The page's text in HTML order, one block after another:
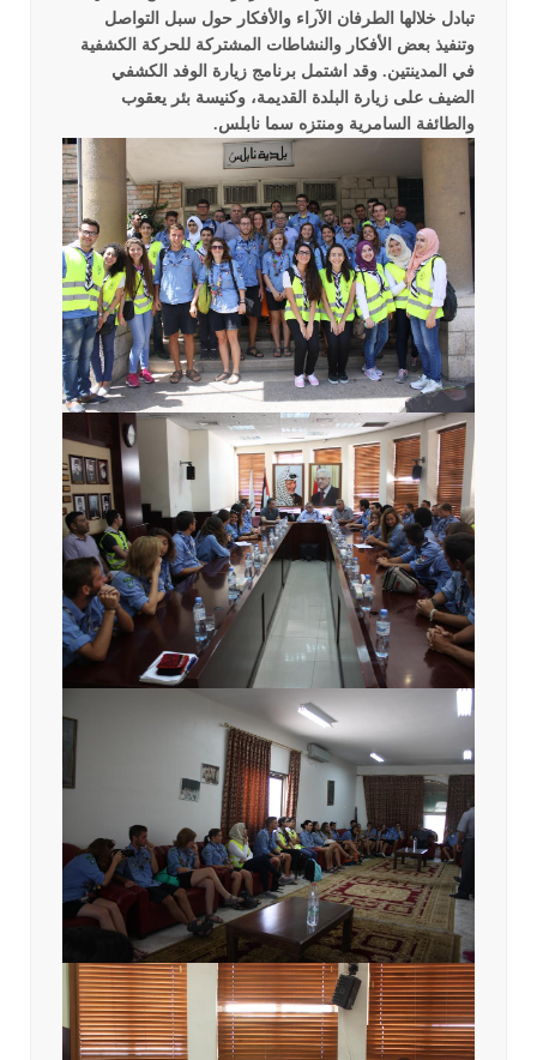
تبادل خلالها الطرفان الآراء والأفكار حول سبل التواصل
وتنفيذ بعض الأفكار والنشاطات المشتركة للحركة الكشفية
في المدينتين. وقد اشتمل برنامج زيارة الوفد الكشفي
الضيف على زيارة البلدة القديمة، وكنيسة بئر يعقوب
والطائفة السامرية ومنتزه سما نابلس.